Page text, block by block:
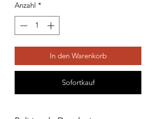
Anzahl *
In den Warenkorb
Sofortkauf